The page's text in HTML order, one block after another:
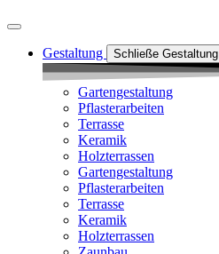
Gestaltung Schließe Gestaltung
Gartengestaltung
Pflasterarbeiten
Terrasse
Keramik
Holzterrassen
Gartengestaltung
Pflasterarbeiten
Terrasse
Keramik
Holzterrassen